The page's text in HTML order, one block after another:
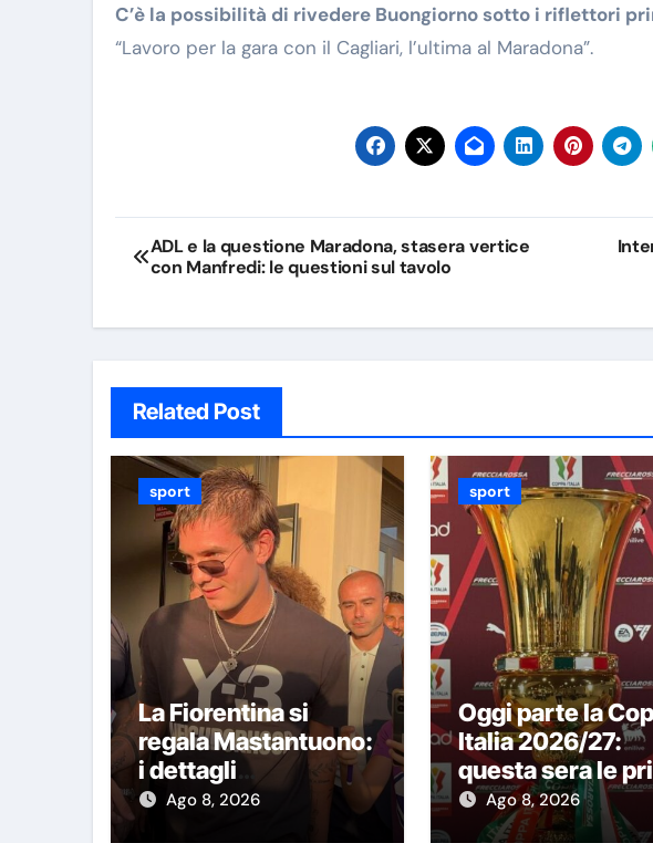
C’è la possibilità di rivedere Buongiorno sotto i riflettori
“Lavoro per la gara con il Cagliari, l’ultima al Maradona”.
Navigazione
articoli
ADL e la questione Maradona, stasera vertice
con Manfredi: le questioni sul tavolo
Related Post
sport
La Fiorentina si
regala Mastantuono:
i dettagli
dell’operazione
Ago 8, 2026
sport
Oggi parte la
Italia 2026/27:
questa sera le
due partite
Ago 8, 2026